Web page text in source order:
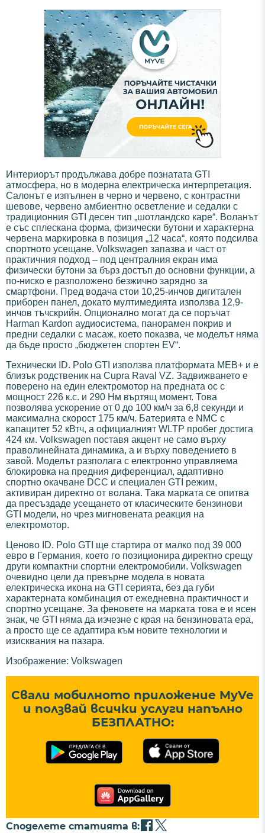
Интериорът продължава добре познатата GTI
атмосфера, но в модерна електрическа интерпретация.
Салонът е изпълнен в черно и червено, с контрастни
шевове, червено амбиентно осветление и седалки с
традиционния GTI десен тип „шотландско каре“. Воланът
е със сплескана форма, физически бутони и характерна
червена маркировка в позиция „12 часа“, която подсилва
спортното усещане. Volkswagen запазва и част от
практичния подход – под централния екран има
физически бутони за бърз достъп до основни функции, а
по-ниско е разположено безжично зарядно за
смартфони. Пред водача стои 10,25-инчов дигитален
приборен панел, докато мултимедията използва 12,9-
инчов тъчскрийн. Опционално могат да се поръчат
Harman Kardon аудиосистема, панорамен покрив и
предни седалки с масаж, което показва, че моделът няма
да бъде просто „бюджетен спортен EV“.
Технически ID. Polo GTI използва платформата MEB+ и е
близък родственик на Cupra Raval VZ. Задвижването е
поверено на един електромотор на предната ос с
мощност 226 к.с. и 290 Нм въртящ момент. Това
позволява ускорение от 0 до 100 км/ч за 6,8 секунди и
максимална скорост 175 км/ч. Батерията е NMC с
капацитет 52 кВтч, а официалният WLTP пробег достига
424 км. Volkswagen поставя акцент не само върху
праволинейната динамика, а и върху поведението в
завой. Моделът разполага с електронно управляема
блокировка на предния диференциал, адаптивно
спортно окачване DCC и специален GTI режим,
активиран директно от волана. Така марката се опитва
да пресъздаде усещането от класическите бензинови
GTI модели, но чрез мигновената реакция на
електромотор.
Ценово ID. Polo GTI ще стартира от малко под 39 000
евро в Германия, което го позиционира директно срещу
други компактни спортни електромобили. Volkswagen
очевидно цели да превърне модела в новата
електрическа икона на GTI серията, без да губи
характерната комбинация от ежедневна практичност и
спортно усещане. За феновете на марката това е и ясен
знак, че GTI няма да изчезне с края на бензиновата ера,
а просто ще се адаптира към новите технологии и
изисквания на пазара.
Изображение: Volkswagen
Свали мобилното приложение MyVe
и ползвай всички услуги напълно
БЕЗПЛАТНО:
Споделете статията в: